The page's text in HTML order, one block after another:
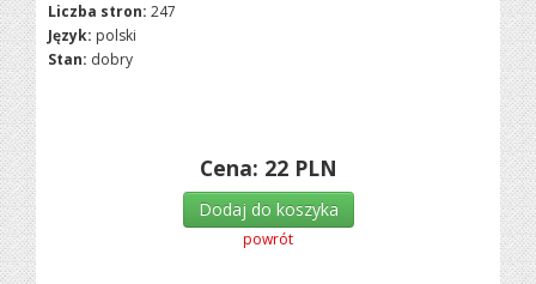
Liczba stron: 247
Język: polski
Stan: dobry
Cena: 22 PLN
Dodaj do koszyka
powrót